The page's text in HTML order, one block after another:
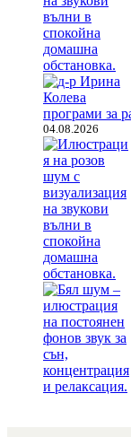
програми за
04.08.2026